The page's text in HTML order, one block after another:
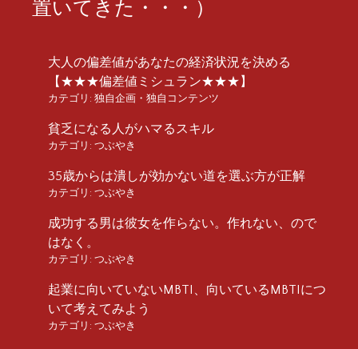
置いてきた・・・）
大人の偏差値があなたの経済状況を決める
【★★★偏差値ミシュラン★★★】
カテゴリ: 独自企画・独自コンテンツ
貧乏になる人がハマるスキル
カテゴリ: つぶやき
35歳からは潰しが効かない道を選ぶ方が正解
カテゴリ: つぶやき
成功する男は彼女を作らない。作れない、ので
はなく。
カテゴリ: つぶやき
起業に向いていないMBTI、向いているMBTIにつ
いて考えてみよう
カテゴリ: つぶやき